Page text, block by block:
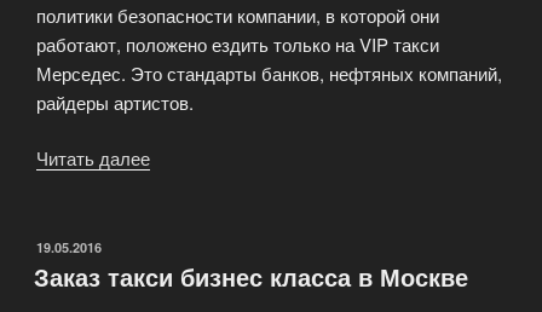
политики безопасности компании, в которой они
работают, положено ездить только на VIP такси
Мерседес. Это стандарты банков, нефтяных компаний,
райдеры артистов.
Читать далее
Москве»
ОПУБЛИКОВАНО
19.05.2016
Заказ такси бизнес класса в Москве